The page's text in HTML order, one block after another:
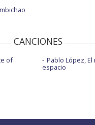
CANCIONES
of Pablo López,
espacio